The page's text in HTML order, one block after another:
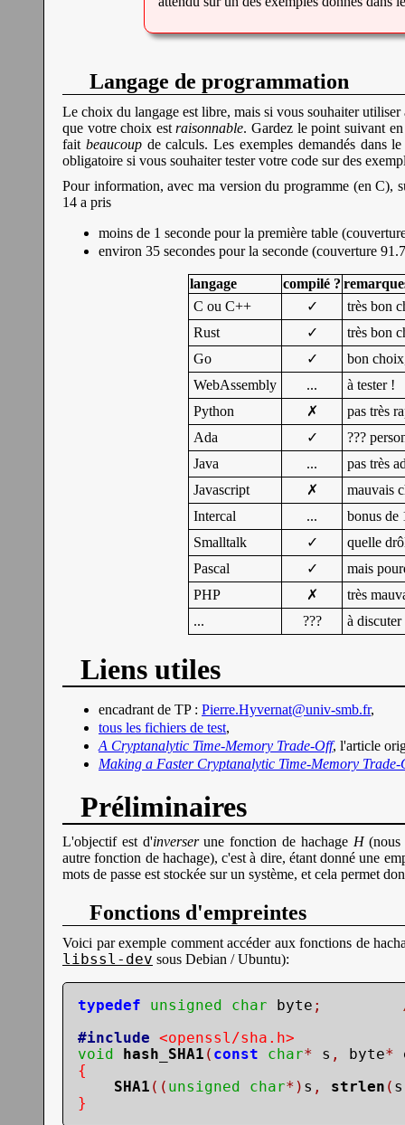
Langage de programmation
Le choix du langage est libre, mais si vous souhaiter
que votre choix estraisonnable. Gardez le point suivant
fait beaucoupde calculs. Les exemples demandés dans
obligatoire si vous souhaiter tester votre code sur des
Pour information, avec ma version du programme (en C),
14 a pris
moins de 1 seconde pour la première table
environ 35 secondes pour la seconde (couverture
langage compilé ?
C ou C++
✓
très bon
Rust
✓
très bon
Go
✓
bon
WebAssembly
...
à tester !
Python
✗
pas très
Ada
✓
???
Java
...
pas très
Javascript
✗
mauvais
Intercal
...
bonus de
Smalltalk
✓
quelle
Pascal
✓
mais
PHP
✗
très
...
??? à discuter
Liens utiles
encadrant de TP : Pierre.Hyvernat@univ-smb.fr,
tous les fichiers de test,
A Cryptanalytic Time-Memory Trade-Off, l'article
Making a Faster Cryptanalytic Time-Memory Trade-
Préliminaires
L'objectif est d'inverserune fonction de hachage H(nous
autre fonction de hachage), c'est à dire, étant donné une
mots de passe est stockée sur un système, et cela permet
Fonctions d'empreintes
Voici par exemple comment accéder aux fonctions de
libssl-dev sous Debian / Ubuntu):
typedef unsigned char byte ;
#include <openssl/sha.h>
void
hash_SHA1 ( const char* s , byte*
{
SHA1 (( unsigned char*) s , strlen ( s
}